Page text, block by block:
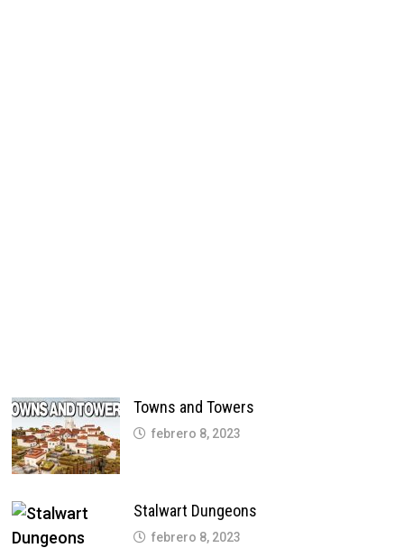
Towns and Towers
febrero 8, 2023
Stalwart Dungeons
febrero 8, 2023